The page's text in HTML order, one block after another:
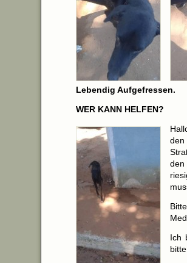
Lebendig Aufgefressen.
WER KANN HELFEN?
Ich